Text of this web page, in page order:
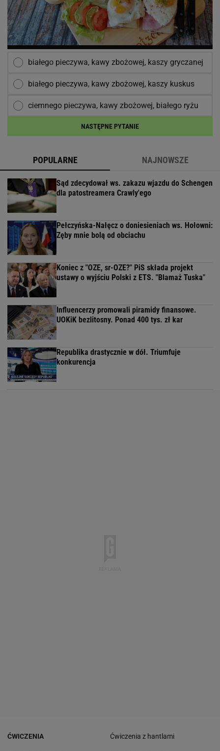
białego pieczywa, kawy zbożowej, kaszy gryczanej
białego pieczywa, kawy zbożowej, kaszy kuskus
ciemnego pieczywa, kawy zbożowej, białego ryżu
NASTĘPNE PYTANIE
POPULARNE NAJNOWSZE
Sąd zdecydował ws. zakazu wjazdu do Schengen
dla patostreamera Crawly'ego
Pełczyńska-Nałęcz o doniesieniach ws. Hołowni:
Zęby mnie bolą od obciachu
Koniec z "OZE, sr-OZE?" PiS składa projekt
ustawy o wyjściu Polski z ETS. "Blamaż Tuska"
Influencerzy promowali piramidy finansowe.
UOKiK bezlitosny. Ponad 400 tys. zł kar
Republika drastycznie w dół. Triumfuje
konkurencja
ĆWICZENIA Ćwiczenia z hantlami